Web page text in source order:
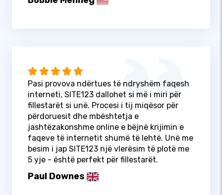
Pasi provova ndërtues të ndryshëm faqesh
interneti, SITE123 dallohet si më i miri për
fillestarët si unë. Procesi i tij miqësor për
përdoruesit dhe mbështetja e
jashtëzakonshme online e bëjnë krijimin e
faqeve të internetit shumë të lehtë. Unë me
besim i jap SITE123 një vlerësim të plotë me
5 yje - është perfekt për fillestarët.
Paul Downes